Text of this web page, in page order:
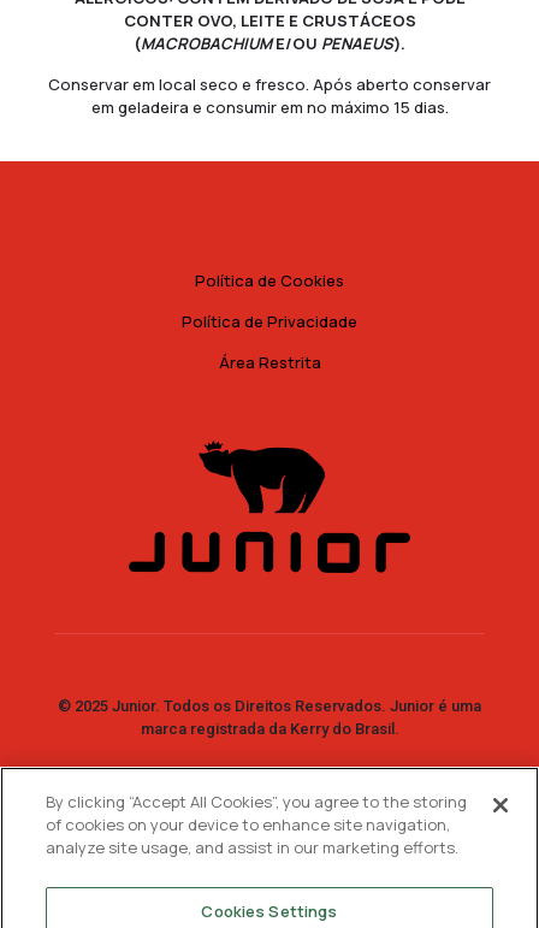
CONTER OVO, LEITE E CRUSTÁCEOS
(MACROBACHIUME/OU PENAEUS).
Conservar em local seco e fresco. Após aberto conservar
em geladeira e consumir em no máximo 15 dias.
Política de Cookies
Política de Privacidade
Área Restrita
© 2025 Junior. Todos os Direitos Reservados. Junior é uma
marca registrada da Kerry do Brasil.
Fale Conosco
WhatsApp:11 99744-2447
By clicking “Accept All Cookies”, you agree to the storing
of cookies on your device to enhance site navigation,
analyze site usage, and assist in our marketing efforts.
Cookies Settings